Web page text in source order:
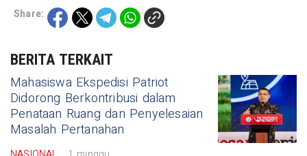
Share:
BERITA TERKAIT
Mahasiswa Ekspedisi Patriot
Didorong Berkontribusi dalam
Penataan Ruang dan Penyelesaian
Masalah Pertanahan